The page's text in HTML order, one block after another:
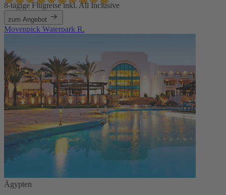
8-tägige Flugreise inkl. All Inclusive
zum Angebot
Movenpick Waterpark R.
Ägypten